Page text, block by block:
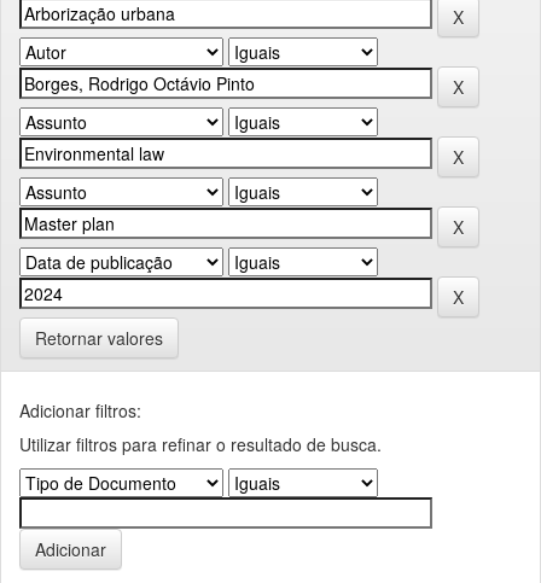
Retornar valores
Adicionar filtros:
Utilizar filtros para refinar o resultado de busca.